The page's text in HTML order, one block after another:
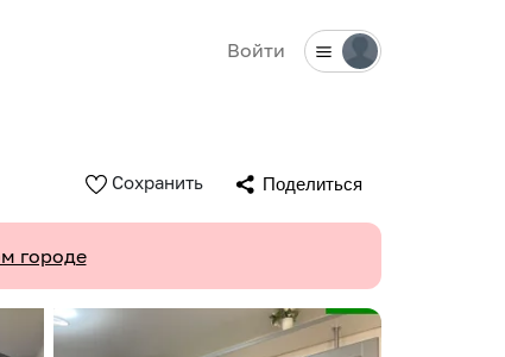
Войти
Сохранить Поделиться
городе